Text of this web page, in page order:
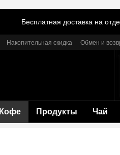
Бесплатная доставка на
Накопительная скидка Обмен и
Кофе Продукты Чай